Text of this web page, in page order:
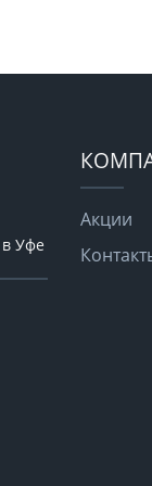
Уфе
Акции